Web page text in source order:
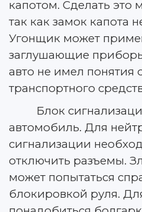
капотом. Сделать это
так как замок капота
Угонщик может
заглушающие
авто не имел понятия
транспортного
Блок
автомобиль. Для
сигнализации
отключить разъемы.
может попытаться
блокировкой руля.